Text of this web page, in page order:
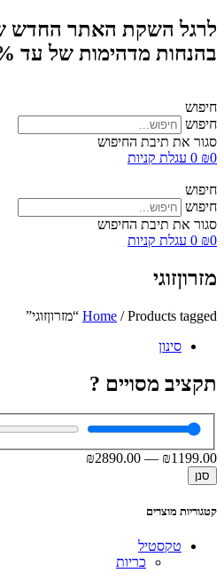
לרגל השקת האתר החדש
בהנחות מדהימות של עד 50% הנחה
חיפוש
חיפוש
סגור את תיבת החיפוש
₪0
0 עגלת קניות
חיפוש
חיפוש
סגור את תיבת החיפוש
₪0
0 עגלת קניות
מזרוןזוגי
Home / Products tagged “מזרוןזוגי”
סינון
תקציב מסויים ?
₪1199.00
—
₪2890.00
סנן
קטגוריות מוצרים
טקסטיל
כריות